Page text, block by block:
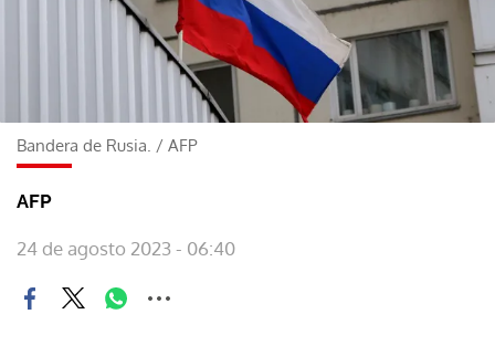
Bandera de Rusia. / AFP
AFP
24 de agosto 2023 - 06:40